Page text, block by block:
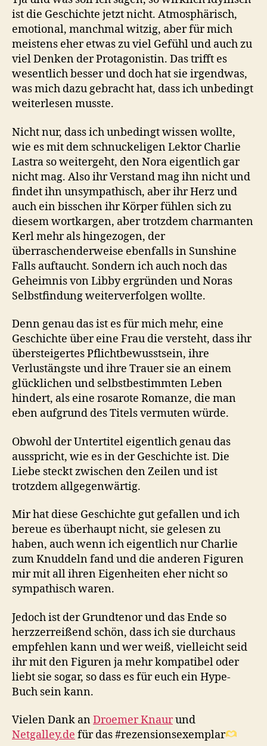
ist die Geschichte jetzt nicht. Atmosphärisch,
emotional, manchmal witzig, aber für mich
meistens eher etwas zu viel Gefühl und auch zu
viel Denken der Protagonistin. Das trifft es
wesentlich besser und doch hat sie irgendwas,
was mich dazu gebracht hat, dass ich unbedingt
weiterlesen musste.
Nicht nur, dass ich unbedingt wissen wollte,
wie es mit dem schnuckeligen Lektor Charlie
Lastra so weitergeht, den Nora eigentlich gar
nicht mag. Also ihr Verstand mag ihn nicht und
findet ihn unsympathisch, aber ihr Herz und
auch ein bisschen ihr Körper fühlen sich zu
diesem wortkargen, aber trotzdem charmanten
Kerl mehr als hingezogen, der
überraschenderweise ebenfalls in Sunshine
Falls auftaucht. Sondern ich auch noch das
Geheimnis von Libby ergründen und Noras
Selbstfindung weiterverfolgen wollte.
Denn genau das ist es für mich mehr, eine
Geschichte über eine Frau die versteht, dass ihr
übersteigertes Pflichtbewusstsein, ihre
Verlustängste und ihre Trauer sie an einem
glücklichen und selbstbestimmten Leben
hindert, als eine rosarote Romanze, die man
eben aufgrund des Titels vermuten würde.
Obwohl der Untertitel eigentlich genau das
ausspricht, wie es in der Geschichte ist. Die
Liebe steckt zwischen den Zeilen und ist
trotzdem allgegenwärtig.
Mir hat diese Geschichte gut gefallen und ich
bereue es überhaupt nicht, sie gelesen zu
haben, auch wenn ich eigentlich nur Charlie
zum Knuddeln fand und die anderen Figuren
mir mit all ihren Eigenheiten eher nicht so
sympathisch waren.
Jedoch ist der Grundtenor und das Ende so
herzzerreißend schön, dass ich sie durchaus
empfehlen kann und wer weiß, vielleicht seid
ihr mit den Figuren ja mehr kompatibel oder
liebt sie sogar, so dass es für euch ein Hype-
Buch sein kann.
Vielen Dank anDroemer Knaurund
Netgalley.de für das #rezensionsexemplar